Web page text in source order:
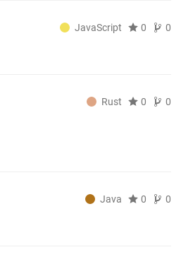
JavaScript 0 0
Rust 0 0
Java 0 0